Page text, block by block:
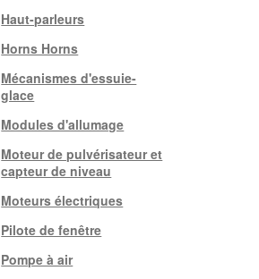
Haut-parleurs
Horns Horns
Mécanismes d'essuie-
glace
Modules d'allumage
Moteur de pulvérisateur et
capteur de niveau
Moteurs électriques
Pilote de fenêtre
Pompe à air